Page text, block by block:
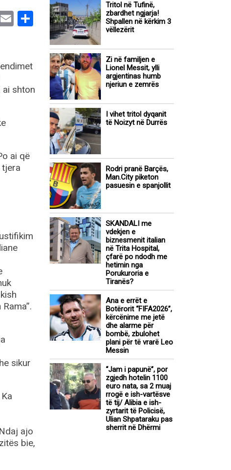
EmailShare
ai shton
ai që
tjera
sikur
ajo
bie,
Tritol në Tufinë,
zbardhet ngjarja!
Shpallen në kërkim 3
vëllezërit
Zi në familjen e
Lionel Messit, ylli
argjentinas humb
njeriun e zemrës
I vihet tritol dyqanit
të Noizyt në Durrës
Rodri pranë Barçës,
Man.City piketon
pasuesin e spanjollit
SKANDALI me
vdekjen e
biznesmenit italian
në Trita Hospital,
çfarë po ndodh me
hetimin nga
Porukuroria e
Tiranës?
Ana e errët e
Botërorit “FIFA2026”,
kërcënime me jetë
dhe alarme për
bombë, zbulohet
plani për të vrarë Leo
Messin
“Jam i papunë”, por
zgjedh hotelin 1100
euro nata, sa 2 muaj
rrogë e ish-vartësve
të tij/ Alibia e ish-
zyrtarit të Policisë,
Ulian Shpataraku pas
sherrit në Dhërmi